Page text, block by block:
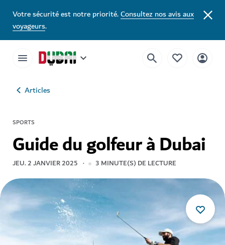
Votre sécurité est notre priorité.Consultez nos avis aux
voyageurs.
Articles
SPORTS
Guide du golfeur à Dubai
JEU. 2 JANVIER 2025 3 MINUTE(S) DE LECTURE